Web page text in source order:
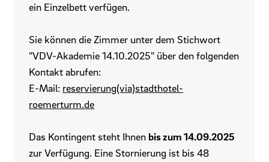
ein Einzelbett verfügen.
Sie können die Zimmer unter dem Stichwort
"VDV-Akademie 14.10.2025" über den folgenden
Kontakt abrufen:
E-Mail: reservierung(via)stadthotel-
roemerturm.de
Das Kontingent steht Ihnen bis zum 14.09.2025
zur Verfügung. Eine Stornierung ist bis 48